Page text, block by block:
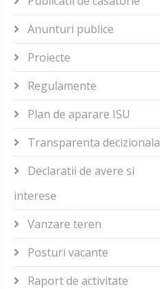
Anunturi publice
Proiecte
Regulamente
Plan de aparare ISU
Transparenta decizionala
Declaratii de avere si
interese
Vanzare teren
Posturi vacante
Raport de activitate